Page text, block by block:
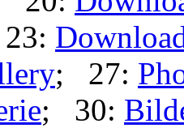
; 27:
; 30: